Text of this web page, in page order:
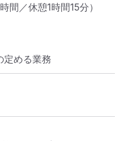
間／休憩1時間15分）
める業務